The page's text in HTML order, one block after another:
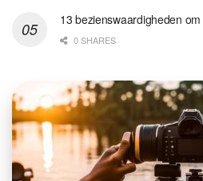
13 bezienswaardigheden
0 SHARES